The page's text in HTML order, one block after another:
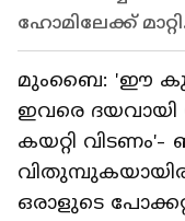
ഹോമിലേക്ക്
മുംബൈ: 'ഈ
ഇവരെ
കയറ്റി
ഒരാളുടെ